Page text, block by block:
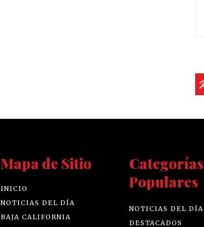
Mapa de Sitio
INICIO
NOTICIAS DEL DÍA
BAJA CALIFORNIA
Categorías
Populares
NOTICIAS DEL DÍA
DESTACADOS